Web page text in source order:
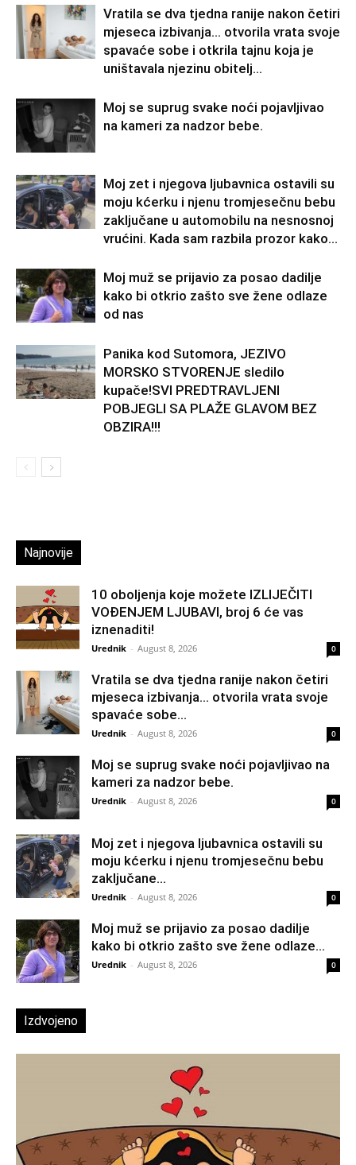
Vratila se dva tjedna ranije nakon četiri
mjeseca izbivanja… otvorila vrata svoje
spavaće sobe i otkrila tajnu koja je
uništavala njezinu obitelj…
Moj se suprug svake noći pojavljivao
na kameri za nadzor bebe.
Moj zet i njegova ljubavnica ostavili su
moju kćerku i njenu tromjesečnu bebu
zaključane u automobilu na nesnosnoj
vrućini. Kada sam razbila prozor kako...
Moj muž se prijavio za posao dadilje
kako bi otkrio zašto sve žene odlaze
od nas
Panika kod Sutomora, JEZIVO
MORSKO STVORENJE sledilo
kupače!SVI PREDTRAVLJENI
POBJEGLI SA PLAŽE GLAVOM BEZ
OBZIRA!!!
Najnovije
10 oboljenja koje možete IZLIJEČITI
VOĐENJEM LJUBAVI, broj 6 će vas
iznenaditi!
Urednik - August 8, 2026 0
Vratila se dva tjedna ranije nakon četiri
mjeseca izbivanja… otvorila vrata svoje
spavaće sobe...
Urednik - August 8, 2026 0
Moj se suprug svake noći pojavljivao na
kameri za nadzor bebe.
Urednik - August 8, 2026 0
Moj zet i njegova ljubavnica ostavili su
moju kćerku i njenu tromjesečnu bebu
zaključane...
Urednik - August 8, 2026 0
Moj muž se prijavio za posao dadilje
kako bi otkrio zašto sve žene odlaze...
Urednik - August 8, 2026 0
Izdvojeno